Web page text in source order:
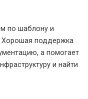
по шаблону и
Хорошая поддержка
а помогает
и найти